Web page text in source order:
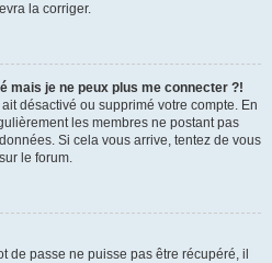
la corriger.
mais je ne peux plus me connecter ?!
ait désactivé ou supprimé votre compte. En
les membres ne postant pas
Si cela vous arrive, tentez de vous
le forum.
de passe ne puisse pas être récupéré, il